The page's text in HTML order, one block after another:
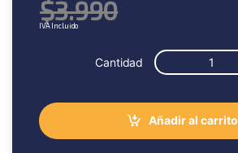
$3.990
IVA Incluido
Cantidad
Añadir al carrito